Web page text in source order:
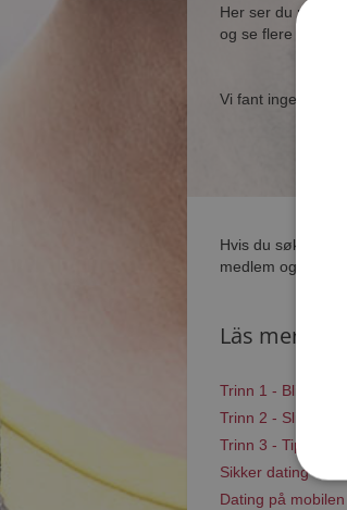
Her ser du noen
og se flere single
Vi fant ingen
Hvis du søker
medlem og søke
Läs mer
Trinn 1 - Bli
Trinn 2 - Slik
Trinn 3 - Tips til
Sikker dating
Dating på mobilen